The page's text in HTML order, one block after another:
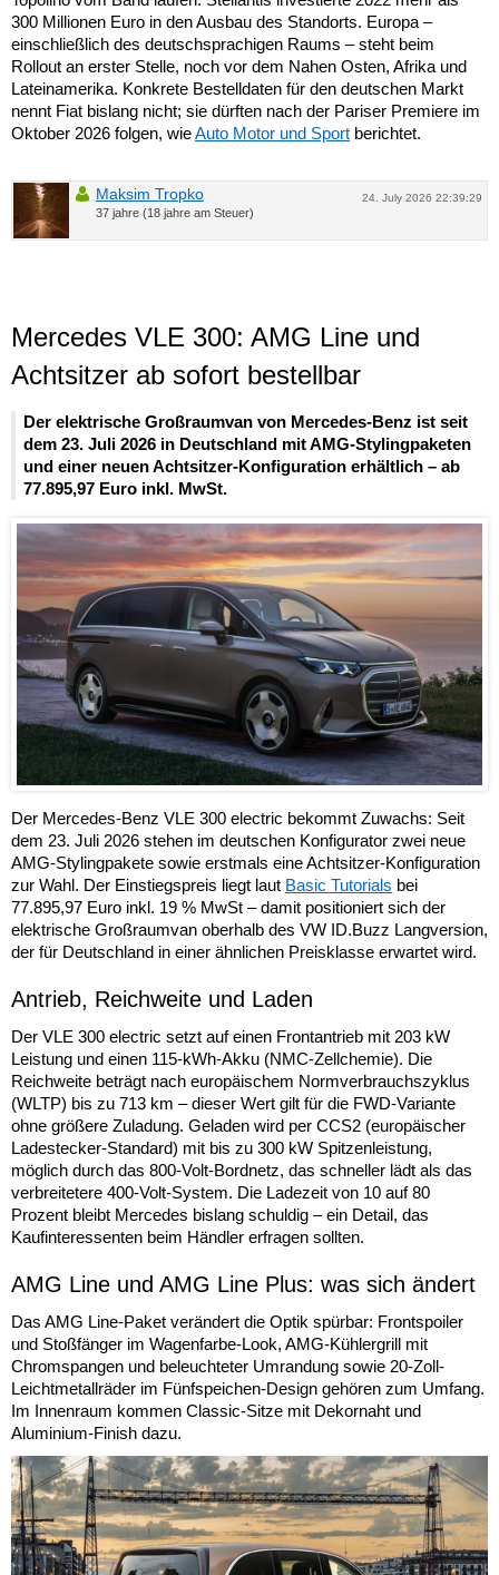
300 Millionen Euro in den Ausbau des Standorts. Europa –
einschließlich des deutschsprachigen Raums – steht beim
Rollout an erster Stelle, noch vor dem Nahen Osten, Afrika und
Lateinamerika. Konkrete Bestelldaten für den deutschen Markt
nennt Fiat bislang nicht; sie dürften nach der Pariser Premiere im
Oktober 2026 folgen, wieAuto Motor und Sport berichtet.
24. July 2026 22:39:29
Maksim Tropko
37 jahre (18 jahre am Steuer)
Mercedes VLE 300: AMG Line und
Achtsitzer ab sofort bestellbar
Der elektrische Großraumvan von Mercedes-Benz ist seit
dem 23. Juli 2026 in Deutschland mit AMG-Stylingpaketen
und einer neuen Achtsitzer-Konfiguration erhältlich – ab
77.895,97 Euro inkl. MwSt.
Der Mercedes-Benz VLE 300 electric bekommt Zuwachs: Seit
dem 23. Juli 2026 stehen im deutschen Konfigurator zwei neue
AMG-Stylingpakete sowie erstmals eine Achtsitzer-Konfiguration
zur Wahl. Der Einstiegspreis liegt laut Basic Tutorials bei
77.895,97 Euro inkl. 19 % MwSt – damit positioniert sich der
elektrische Großraumvan oberhalb des VW ID.Buzz Langversion,
der für Deutschland in einer ähnlichen Preisklasse erwartet wird.
Antrieb, Reichweite und Laden
Der VLE 300 electric setzt auf einen Frontantrieb mit 203 kW
Leistung und einen 115-kWh-Akku (NMC-Zellchemie). Die
Reichweite beträgt nach europäischem Normverbrauchszyklus
(WLTP) bis zu 713 km – dieser Wert gilt für die FWD-Variante
ohne größere Zuladung. Geladen wird per CCS2 (europäischer
Ladestecker-Standard) mit bis zu 300 kW Spitzenleistung,
möglich durch das 800-Volt-Bordnetz, das schneller lädt als das
verbreitetere 400-Volt-System. Die Ladezeit von 10 auf 80
Prozent bleibt Mercedes bislang schuldig – ein Detail, das
Kaufinteressenten beim Händler erfragen sollten.
AMG Line und AMG Line Plus: was sich ändert
Das AMG Line-Paket verändert die Optik spürbar: Frontspoiler
und Stoßfänger im Wagenfarbe-Look, AMG-Kühlergrill mit
Chromspangen und beleuchteter Umrandung sowie 20-Zoll-
Leichtmetallräder im Fünfspeichen-Design gehören zum Umfang.
Im Innenraum kommen Classic-Sitze mit Dekornaht und
Aluminium-Finish dazu.